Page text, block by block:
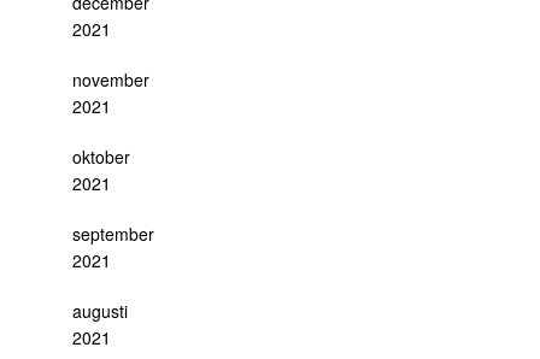
2021
november
2021
oktober
2021
september
2021
augusti
2021